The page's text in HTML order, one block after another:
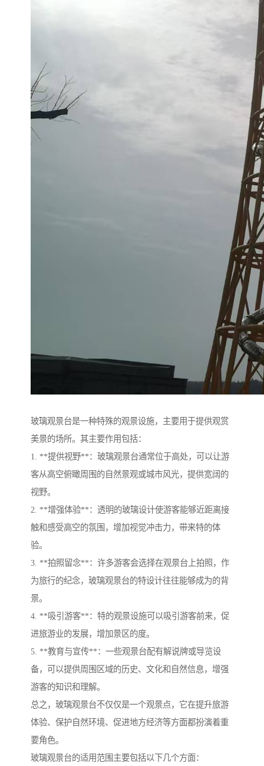
玻璃观景台是一种特殊的观景设施，主要用于提供观赏
美景的场所。其主要作用包括：
1. **提供视野**：玻璃观景台通常位于高处，可以让游
客从高空俯瞰周围的自然景观或城市风光，提供宽阔的
视野。
2. **增强体验**：透明的玻璃设计使游客能够近距离接
触和感受高空的氛围，增加视觉冲击力，带来特的体
验。
3. **拍照留念**：许多游客会选择在观景台上拍照，作
为旅行的纪念，玻璃观景台的特设计往往能够成为的背
景。
4. **吸引游客**：特的观景设施可以吸引游客前来，促
进旅游业的发展，增加景区的度。
5. **教育与宣传**：一些观景台配有解说牌或导览设
备，可以提供周围区域的历史、文化和自然信息，增强
游客的知识和理解。
总之，玻璃观景台不仅仅是一个观景点，它在提升旅游
体验、保护自然环境、促进地方经济等方面都扮演着重
要角色。
玻璃观景台的适用范围主要包括以下几个方面：